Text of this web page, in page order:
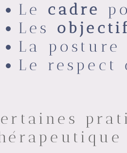
Le cadre
Les
La
Le respect